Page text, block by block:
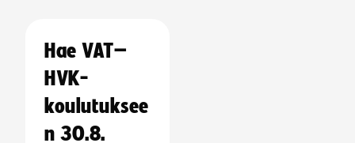
Hae VAT–
HVK-
koulutuksee
n 30.8.